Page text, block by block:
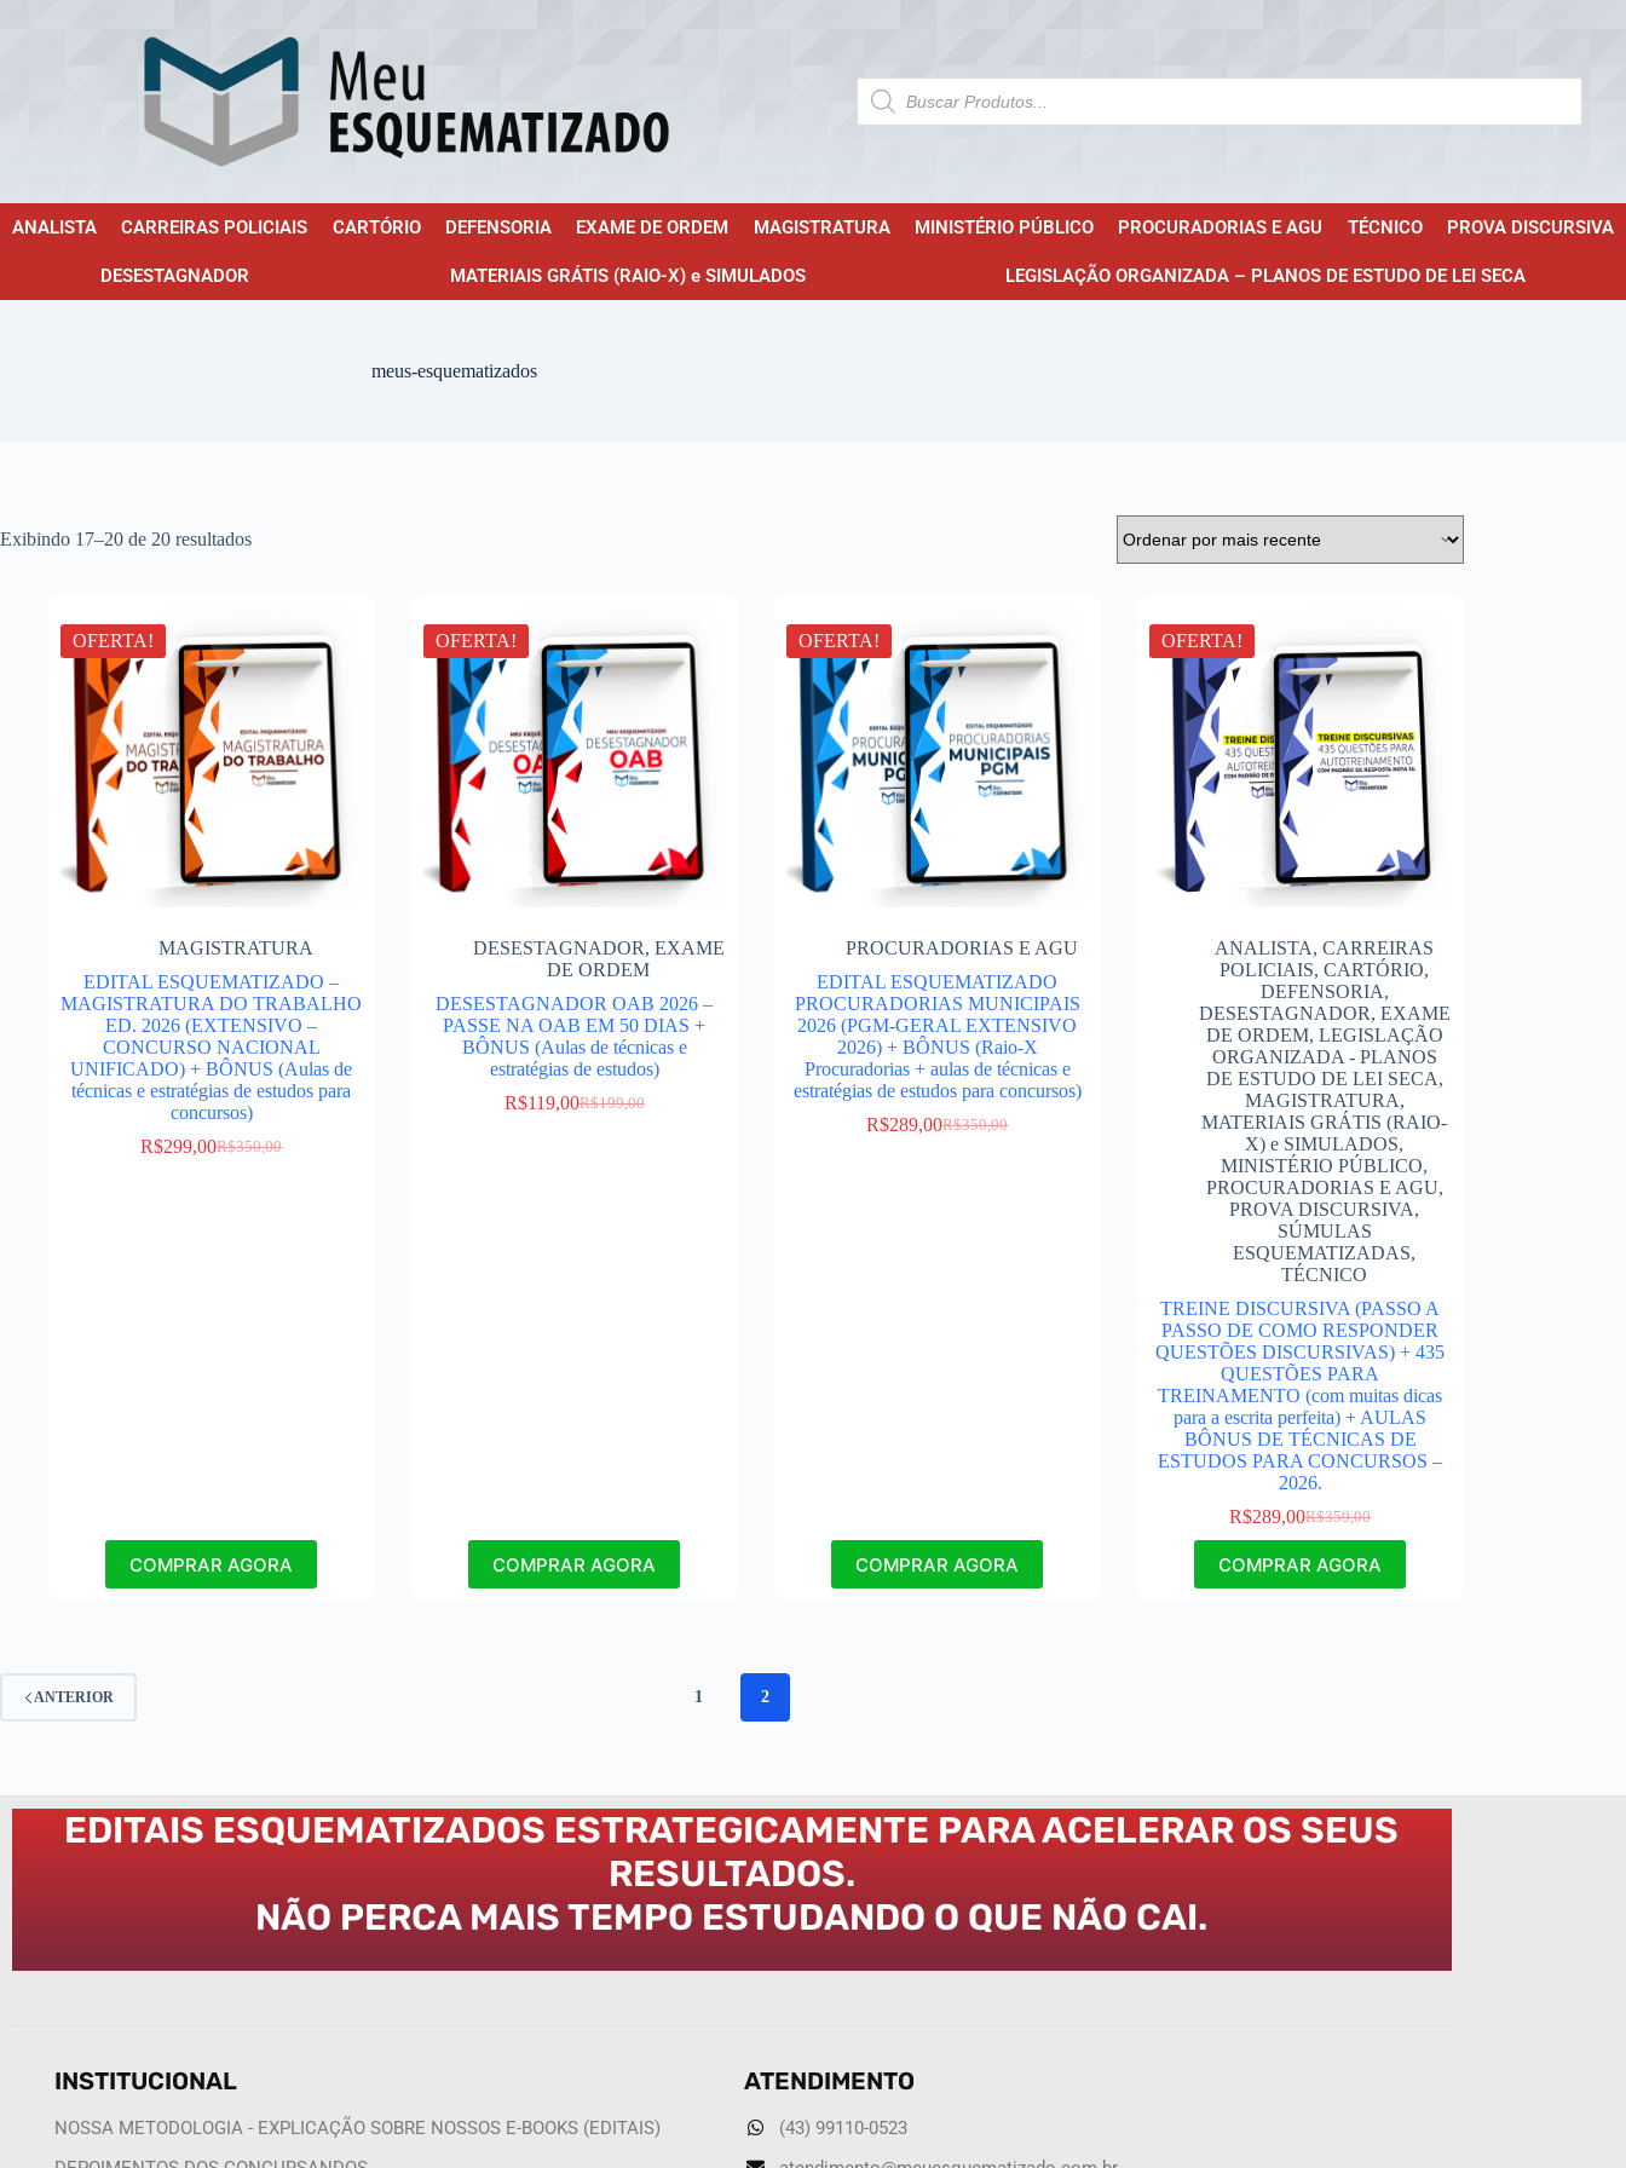
ANALISTA CARREIRAS POLICIAIS CARTÓRIO DEFENSORIA EXAME DE ORDEM MAGISTRATURA MINISTÉRIO PÚBLICO PROCURADORIAS E AGU TÉCNICO PROVA DISCURSIVA
DESESTAGNADOR MATERIAIS GRÁTIS (RAIO-X) e SIMULADOS LEGISLAÇÃO ORGANIZADA – PLANOS DE ESTUDO DE LEI SECA
meus-esquematizados
Exibindo 17–20 de 20 resultados
OFERTA!
MAGISTRATURA
EDITAL ESQUEMATIZADO –
MAGISTRATURA DO TRABALHO
ED. 2026 (EXTENSIVO –
CONCURSO NACIONAL
UNIFICADO) + BÔNUS (Aulas de
técnicas e estratégias de estudos para
concursos)
R$350,00
R$299,00
COMPRAR AGORA
OFERTA!
DESESTAGNADOR, EXAME
DE ORDEM
DESESTAGNADOR OAB 2026 –
PASSE NA OAB EM 50 DIAS +
BÔNUS (Aulas de técnicas e
estratégias de estudos)
R$199,00
R$119,00
COMPRAR AGORA
OFERTA!
PROCURADORIAS E AGU
EDITAL ESQUEMATIZADO
PROCURADORIAS MUNICIPAIS
2026 (PGM-GERAL EXTENSIVO
2026) + BÔNUS (Raio-X
Procuradorias + aulas de técnicas e
estratégias de estudos para concursos)
R$350,00
R$289,00
COMPRAR AGORA
OFERTA!
ANALISTA,CARREIRAS
POLICIAIS,CARTÓRIO,
DEFENSORIA,
DESESTAGNADOR, EXAME
DE ORDEM, LEGISLAÇÃO
ORGANIZADA - PLANOS
DE ESTUDO DE LEI SECA,
MAGISTRATURA,
MATERIAIS GRÁTIS (RAIO-
X) e SIMULADOS,
MINISTÉRIO PÚBLICO,
PROCURADORIAS E AGU,
PROVA DISCURSIVA,
SÚMULAS
ESQUEMATIZADAS,
TÉCNICO
TREINE DISCURSIVA (PASSO A
PASSO DE COMO RESPONDER
QUESTÕES DISCURSIVAS) + 435
QUESTÕES PARA
TREINAMENTO (com muitas dicas
para a escrita perfeita) + AULAS
BÔNUS DE TÉCNICAS DE
ESTUDOS PARA CONCURSOS –
2026.
R$359,00
R$289,00
COMPRAR AGORA
ANTERIOR 1 2
EDITAIS ESQUEMATIZADOS ESTRATEGICAMENTE PARA ACELERAR OS SEUS
RESULTADOS.
NÃO PERCA MAIS TEMPO ESTUDANDO O QUE NÃO CAI.
INSTITUCIONAL
NOSSA METODOLOGIA - EXPLICAÇÃO SOBRE NOSSOS E-BOOKS (EDITAIS)
ATENDIMENTO
(43) 99110-0523